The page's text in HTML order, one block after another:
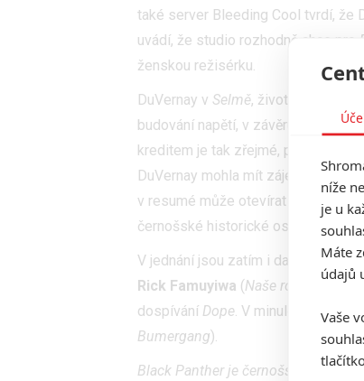
také server Bleeding Cool tvrdí, že
uvádí, že studio rozhodně chce pro
ženskou režisérku.
DuVernay v Selmě, životopisném
budování napětí, v závěru filmu má
kreditem je tak zřejmé, proč o ni
DuVernay mohla mít zájem spíše o
v resumé může otevírat nové
černošské historické osobnosti
V jednání jsou zatím i další
Rick Famuyiwa (Naše rodinná
dospívání Dope. V minulosti byl s
Bumergang).
Black Panther je černošský vládce
níže
je u
Máte
údajů
Vaše